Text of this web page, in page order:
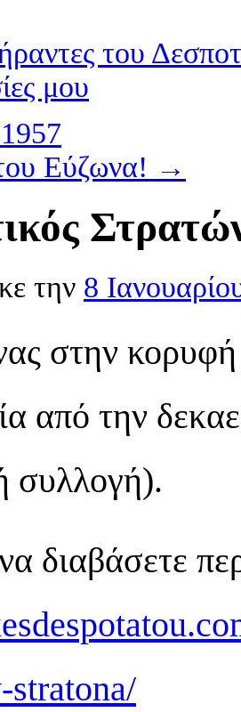
του
μου
Εύζωνα! →
την 8
στην
από την
συλλογή).
διαβάσετε